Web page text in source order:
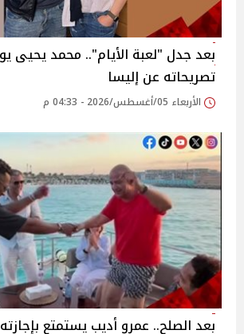
بعد جدل "لعبة الأيام".. محمد يحيى
تصريحاته عن إليسا
الأربعاء 05/أغسطس/2026 - 04:33 م
بعد الصلح.. عمرو أديب يستمتع